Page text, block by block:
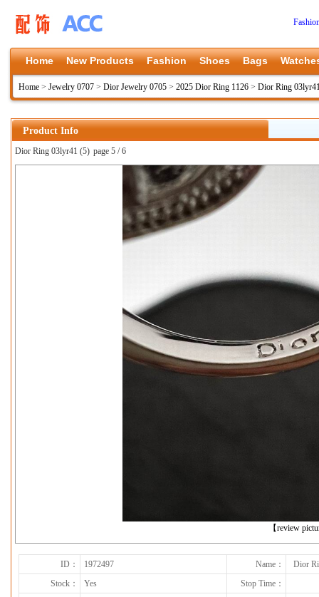
Home New Products Fashion Shoes Bags
Home > Jewelry 0707 > Dior Jewelry 0705 > 2025 Dior Ring 1126 > Dior Ring
Product Info
Dior Ring 03lyr41 (5) page 5 / 6
【review
ID： 1972497 Name：
Dior
Stock：
Yes
Stop Time：